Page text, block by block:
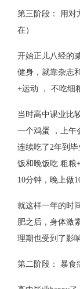
第三阶段： 用对
在）
开始正儿八经的
健身，就靠杂志
+运动 ， 不吃细
当时高中课业比
一个鸡蛋 ，上午
连续吃了2年到
饭和晚饭吃 粗粮
10分钟，晚上做
就这样一年的时
肥之后，身体激
理期也受到了影响
第二阶段： 暴食